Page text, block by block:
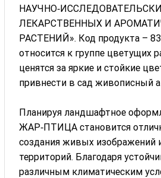
ЛЕКАРСТВЕННЫХ И
РАСТЕНИЙ». Код продукта –
относится к группе цветущих
ценятся за яркие и стойкие
привнести в сад живописный
Планируя ландшафтное
ЖАР‑ПТИЦА становится
создания живых изображений
территорий. Благодаря
различным климатическим